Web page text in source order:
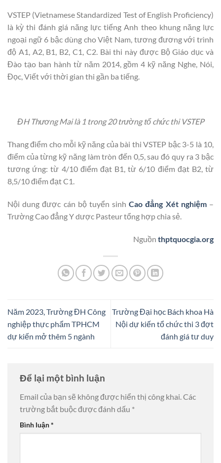
VSTEP (Vietnamese Standardized Test of English Proficiency)
là kỳ thi đánh giá năng lực tiếng Anh theo khung năng lực
ngoại ngữ 6 bậc dùng cho Việt Nam, tương đương với trình
độ A1, A2, B1, B2, C1, C2. Bài thi này được Bộ Giáo dục và
Đào tạo ban hành từ năm 2014, gồm 4 kỹ năng Nghe, Nói,
Đọc, Viết với thời gian thi gần ba tiếng.
ĐH Thương Mai là 1 trong 20 trường tổ chức thi VSTEP
Thang điểm cho mỗi kỹ năng của bài thi VSTEP bậc 3-5 là 10,
điểm của từng kỹ năng làm tròn đến 0,5, sau đó quy ra 3 bậc
tương ứng: từ 4/10 điểm đạt B1, từ 6/10 điểm đạt B2, từ
8,5/10 điểm đạt C1.
Nội dung được cán bộ tuyển sinhCao đẳng Xét nghiệm–
Trường Cao đẳng Y dược Pasteur tổng hợp chia sẻ.
Nguồn thptquocgia.org
Năm 2023, Trường ĐH Công
nghiệp thực phẩm TPHCM
dự kiến mở thêm 5 ngành
Trường Đại học Bách khoa Hà
Nội dự kiến tổ chức thi 3 đợt
đánh giá tư duy
Để lại một bình luận
Email của bạn sẽ không được hiển thị công khai. Các
trường bắt buộc được đánh dấu *
Bình luận*